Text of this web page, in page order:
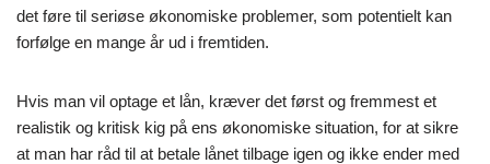
det føre til seriøse økonomiske problemer, som potentielt kan
forfølge en mange år ud i fremtiden.
Hvis man vil optage et lån, kræver det først og fremmest et
realistik og kritisk kig på ens økonomiske situation, for at sikre
at man har råd til at betale lånet tilbage igen og ikke ender med